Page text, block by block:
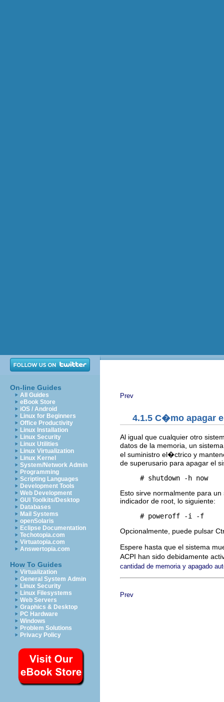
On-line Guides
All Guides
eBook Store
iOS / Android
Linux for Beginners
Office Productivity
Linux Installation
Linux Security
Linux Utilities
Linux Virtualization
Linux Kernel
System/Network Admin
Programming
Scripting Languages
Development Tools
Web Development
GUI Toolkits/Desktop
Databases
Mail Systems
openSolaris
Eclipse Documentation
Techotopia.com
Virtuatopia.com
Answertopia.com
How To Guides
Virtualization
General System Admin
Linux Security
Linux Filesystems
Web Servers
Graphics & Desktop
PC Hardware
Windows
Problem Solutions
Privacy Policy
Prev
4.1.5 C�mo apagar
Al igual que cualquier otro
datos de la memoria, un
el suministro el�ctrico y
de superusario para apagar el
Esto sirve normalmente para
indicador de root, lo siguiente:
Opcionalmente, puede pulsar
Espere hasta que el sistema
ACPI han sido debidamente
cantidad de memoria y apagado
Prev